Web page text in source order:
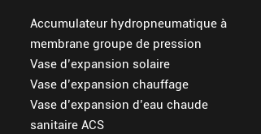
Accumulateur hydropneumatique à
membrane groupe de pression
Vase d’expansion solaire
Vase d’expansion chauffage
Vase d’expansion d’eau chaude
sanitaire ACS